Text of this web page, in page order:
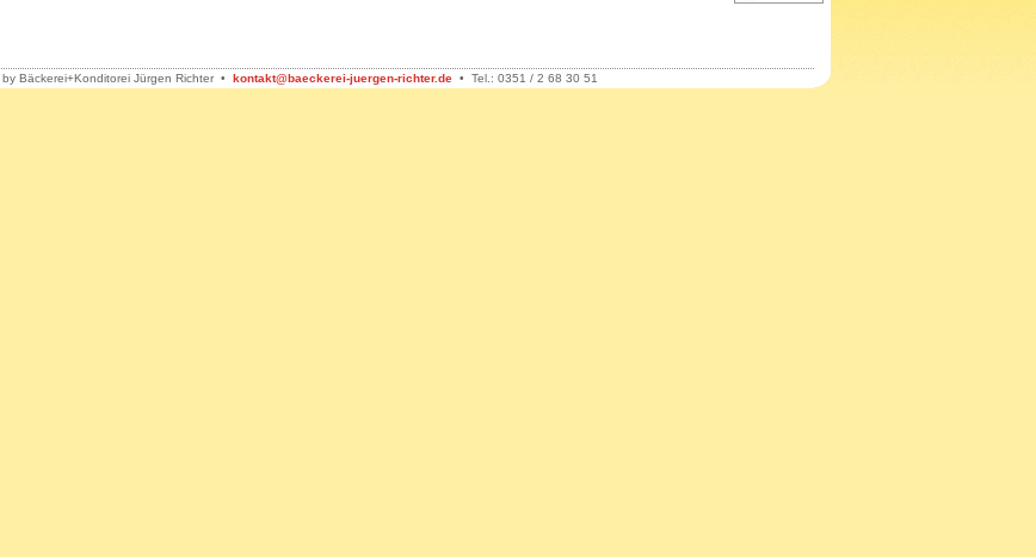
Bäckerei+Konditorei Jürgen Richter • kontakt@baeckerei-juergen-richter.de • Tel.: 0351 / 2 68 30 51